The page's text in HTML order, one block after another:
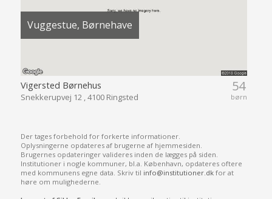
Vuggestue, Børnehave
54
børn
Vigersted Børnehus
Snekkerupvej 12 , 4100 Ringsted
Der tages forbehold for forkerte informationer.
Oplysningerne opdateres af brugerne af hjemmesiden.
Brugernes opdateringer valideres inden de lægges på siden.
Institutioner i nogle kommuner, bl.a. København, opdateres oftere
med kommunens egne data. Skriv til info@institutioner.dkfor at
høre om mulighederne.